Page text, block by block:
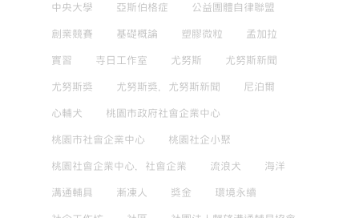
中央大學 亞斯伯格症 公益團體自律聯盟
創業競賽 基礎概論 塑膠微粒 孟加拉
實習 寺日工作室 尤努斯 尤努斯新聞
尤努斯獎 尤努斯獎，尤努斯新聞 尼泊爾
心輔犬 桃園市政府社會企業中心
桃園市社會企業中心 桃園社企小聚
桃園社會企業中心，社會企業 流浪犬 海洋
溝通輔具 漸凍人 獎金 環境永續